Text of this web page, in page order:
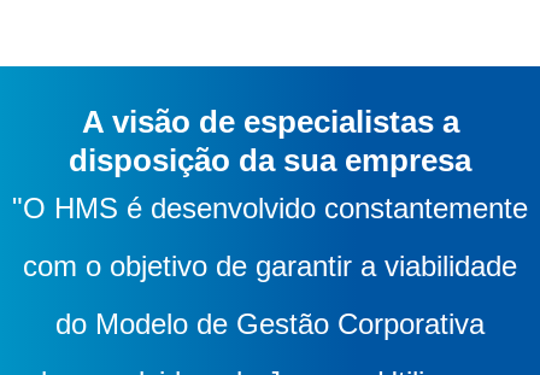
A visão de especialistas a
disposição da sua empresa
"O HMS é desenvolvido constantemente
com o objetivo de garantir a viabilidade
do Modelo de Gestão Corporativa